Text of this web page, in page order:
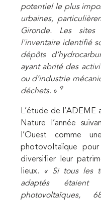
potentiel le plus
urbaines,
Gironde. Les
l'inventaire identifié
dépôts
ayant abrité des
ou d’industrie
déchets. » 9
L’étude de
Nature l’année
l’Ouest comme
photovoltaïque pour
diversifier leur
lieux.
« Si tous les
adaptés étaient
photovoltaïques,